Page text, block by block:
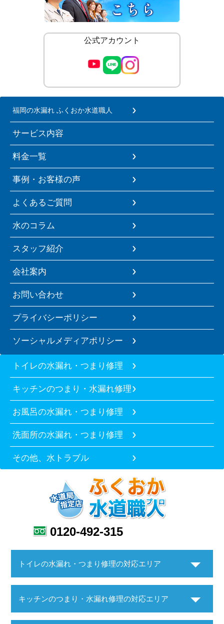
公式アカウント
福岡の水漏れ ふくおか水道職人
サービス内容
料金一覧
事例・お客様の声
よくあるご質問
水のコラム
スタッフ紹介
会社案内
お問い合わせ
プライバシーポリシー
ソーシャルメディアポリシー
トイレの水漏れ・つまり修理
キッチンのつまり・水漏れ修理
お風呂の水漏れ・つまり修理
洗面所の水漏れ・つまり修理
その他、水トラブル
0120-492-315
トイレの水漏れ・つまり修理の対応エリア
キッチンのつまり・水漏れ修理の対応エリア